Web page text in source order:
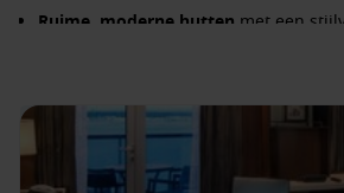
Ruime, moderne hutten met een
culturele presentaties.
Verfijnde sfeerdie perfect aansluit bij
kwaliteit en rust waarderen.